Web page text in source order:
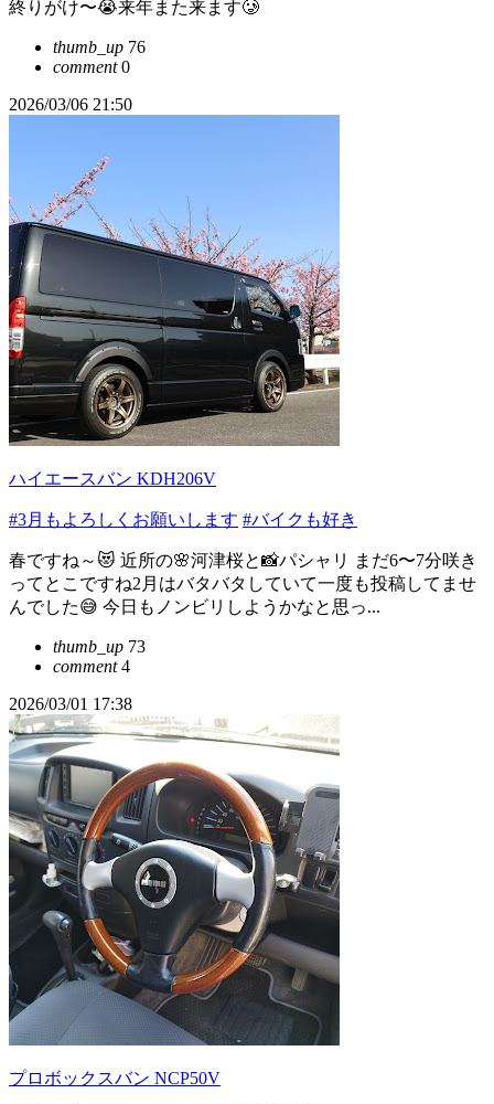
終りがけ〜😭来年また来ます🥲
thumb_up 76
comment0
2026/03/06 21:50
ハイエースバン KDH206V
#3月もよろしくお願いします #バイクも好き
春ですね～😻 近所の🌸河津桜と📸パシャリ まだ6〜7分咲き
ってとこですね2月はバタバタしていて一度も投稿してませ
んでした😅 今日もノンビリしようかなと思っ...
thumb_up 73
comment4
2026/03/01 17:38
プロボックスバン NCP50V